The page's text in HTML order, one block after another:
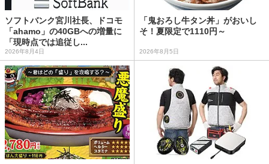
ソフトバンク宮川社長、ドコモ
「ahamo」の40GBへの増量に
「現時点では追従し...
2026年8月4日
「鬼おろし牛タン丼」がおいし
そ！夏限定で1110円～
2026年8月5日